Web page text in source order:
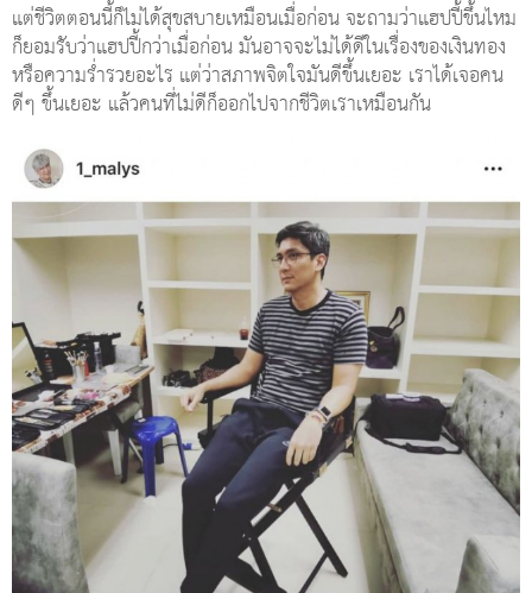
แต่ชีวิตตอนนี้ก็ไม่ได้สุขสบายเหมือนเมื่อก่อน จะถามว่าแฮปปี้ขึ้นไหม
ก็ยอมรับว่าแฮปปี้กว่าเมื่อก่อน มันอาจจะไม่ได้ดีในเรื่องของเงินทอง
หรือความร่ำรวยอะไร แต่ว่าสภาพจิตใจมันดีขึ้นเยอะ เราได้เจอคน
ดีๆ ขึ้นเยอะ แล้วคนที่ไม่ดีก็ออกไปจากชีวิตเราเหมือนกัน